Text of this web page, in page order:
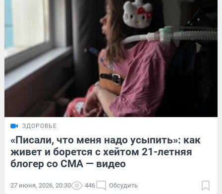
ЗДОРОВЬЕ
«Писали, что меня надо усыпить»: как
живет и борется с хейтом 21-летняя
блогер со СМА — видео
27 июня, 2026, 20:30 446 Обсудить